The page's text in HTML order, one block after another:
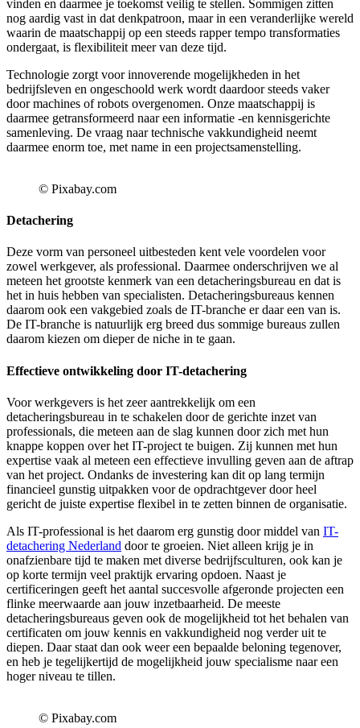
–
Iedereen
haalt
er
voordeel
uit
vinden en daarmee je toekomst veilig te stellen. Sommigen zitten
nog aardig vast in dat denkpatroon, maar in een veranderlijke wereld
waarin de maatschappij op een steeds rapper tempo transformaties
ondergaat, is flexibiliteit meer van deze tijd.
Technologie zorgt voor innoverende mogelijkheden in het
bedrijfsleven en ongeschoold werk wordt daardoor steeds vaker
door machines of robots overgenomen. Onze maatschappij is
daarmee getransformeerd naar een informatie -en kennisgerichte
samenleving. De vraag naar technische vakkundigheid neemt
daarmee enorm toe, met name in een projectsamenstelling.
© Pixabay.com
Detachering
Deze vorm van personeel uitbesteden kent vele voordelen voor
zowel werkgever, als professional. Daarmee onderschrijven we al
meteen het grootste kenmerk van een detacheringsbureau en dat is
het in huis hebben van specialisten. Detacheringsbureaus kennen
daarom ook een vakgebied zoals de IT-branche er daar een van is.
De IT-branche is natuurlijk erg breed dus sommige bureaus zullen
daarom kiezen om dieper de niche in te gaan.
Effectieve ontwikkeling door IT-detachering
Voor werkgevers is het zeer aantrekkelijk om een
detacheringsbureau in te schakelen door de gerichte inzet van
professionals, die meteen aan de slag kunnen door zich met hun
knappe koppen over het IT-project te buigen. Zij kunnen met hun
expertise vaak al meteen een effectieve invulling geven aan de aftrap
van het project. Ondanks de investering kan dit op lang termijn
financieel gunstig uitpakken voor de opdrachtgever door heel
gericht de juiste expertise flexibel in te zetten binnen de organisatie.
Als IT-professional is het daarom erg gunstig door middel van IT-
detachering Nederland door te groeien. Niet alleen krijg je in
onafzienbare tijd te maken met diverse bedrijfsculturen, ook kan je
op korte termijn veel praktijk ervaring opdoen. Naast je
certificeringen geeft het aantal succesvolle afgeronde projecten een
flinke meerwaarde aan jouw inzetbaarheid. De meeste
detacheringsbureaus geven ook de mogelijkheid tot het behalen van
certificaten om jouw kennis en vakkundigheid nog verder uit te
diepen. Daar staat dan ook weer een bepaalde beloning tegenover,
en heb je tegelijkertijd de mogelijkheid jouw specialisme naar een
hoger niveau te tillen.
© Pixabay.com